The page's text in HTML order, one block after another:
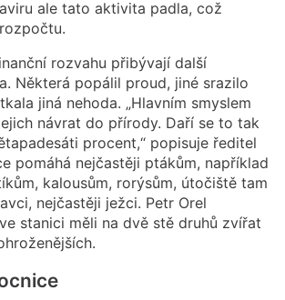
ale tato aktivita padla, což
rozvahu přibývají další
Některá popálil proud, jiné srazilo
jiná nehoda. „Hlavním smyslem
návrat do přírody. Daří se to tak
procent,“ popisuje ředitel
pomáhá nejčastěji ptákům, například
kalousům, rorýsům, útočiště tam
nejčastěji ježci. Petr Orel
stanici měli na dvě stě druhů zvířat